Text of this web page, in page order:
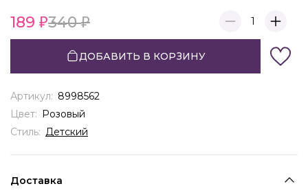
189 340 1
ДОБАВИТЬ В КОРЗИНУ
Артикул: 8998562
Цвет: Розовый
Стиль: Детский
Доставка